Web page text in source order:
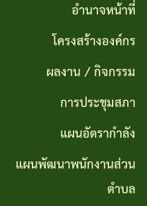
จัดซื้อ
จัดจ้าง
ข่าว
จัด
ซื้อ
แผนการ
ดำเนิน
งาน
แผนการ
จัดซื้อ
กิจ
หน้าที่
โครงสร้าง
องค์กร
อำนาจหน้าที่
โครงสร้างองค์กร
ผลงาน / กิจกรรม
การประชุมสภา
แผนอัตรากำลัง
แผนพัฒนาพนักงานส่วน
ตำบล